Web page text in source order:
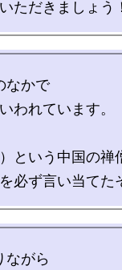
なかで
われています。
という中国の禅
ながら